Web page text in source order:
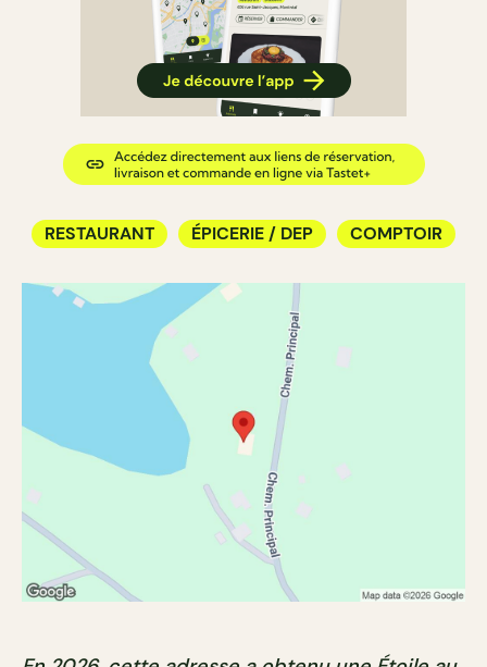
RESTAURANT ÉPICERIE / DEP COMPTOIR